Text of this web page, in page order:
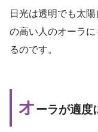
日光は透明でも太
の高い人のオーラ
るのです。
オーラが適度